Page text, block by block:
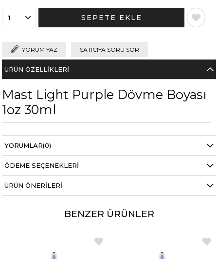
YORUM YAZ SATICIYA SORU SOR
ÜRÜN ÖZELLIKLERI
Mast Light Purple Dövme Boyası
1oz 30ml
YORUMLAR(0)
ÖDEME SEÇENEKLERI
ÜRÜN ÖNERILERI
BENZER ÜRÜNLER